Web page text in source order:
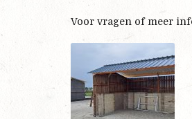
Voor vragen of meer